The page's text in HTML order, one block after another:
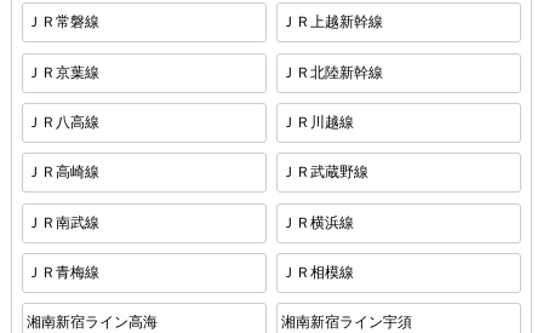
ＪＲ常磐線 ＪＲ上越新幹線
ＪＲ京葉線 ＪＲ北陸新幹線
ＪＲ八高線 ＪＲ川越線
ＪＲ高崎線 ＪＲ武蔵野線
ＪＲ南武線 ＪＲ横浜線
ＪＲ青梅線 ＪＲ相模線
湘南新宿ライン高海 湘南新宿ライン宇須